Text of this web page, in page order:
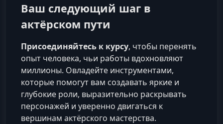
Ваш следующий шаг в
актёрском пути
Присоединяйтесь к курсу, чтобы перенять
опыт человека, чьи работы вдохновляют
миллионы. Овладейте инструментами,
которые помогут вам создавать яркие и
глубокие роли, выразительно раскрывать
персонажей и уверенно двигаться к
вершинам актёрского мастерства.